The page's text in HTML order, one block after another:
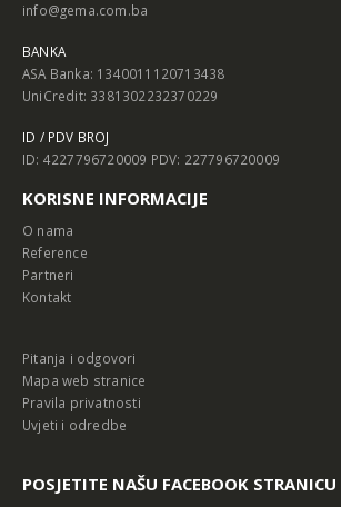
info@gema.com.ba
BANKA
ASA Banka: 1340011120713438
UniCredit: 3381302232370229
ID / PDV BROJ
ID: 4227796720009 PDV: 227796720009
KORISNE INFORMACIJE
O nama
Reference
Partneri
Kontakt
Pitanja i odgovori
Mapa web stranice
Pravila privatnosti
Uvjeti i odredbe
POSJETITE NAŠU FACEBOOK STRANICU